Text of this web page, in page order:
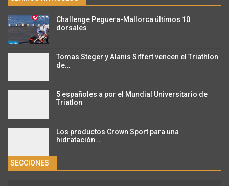
Challenge Peguera-Mallorca últimos 10
dorsales
Tomas Steger y Alanis Siffert vencen el Triathlon
de…
5 españoles a por el Mundial Universitario de
Triatlon
Los productos Crown Sport para una
hidratación…
SECCIONES